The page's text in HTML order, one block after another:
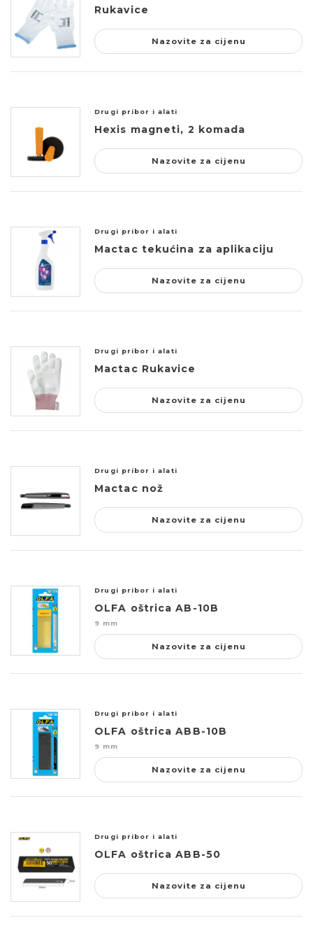
Rukavice
Nazovite za cijenu
Drugi pribor i alati
Hexis magneti, 2 komada
Nazovite za cijenu
Drugi pribor i alati
Mactac tekućina za aplikaciju
Nazovite za cijenu
Drugi pribor i alati
Mactac Rukavice
Nazovite za cijenu
Drugi pribor i alati
Mactac nož
Nazovite za cijenu
Drugi pribor i alati
OLFA oštrica AB-10B
9 mm
Nazovite za cijenu
Drugi pribor i alati
OLFA oštrica ABB-10B
9 mm
Nazovite za cijenu
Drugi pribor i alati
OLFA oštrica ABB-50
Nazovite za cijenu